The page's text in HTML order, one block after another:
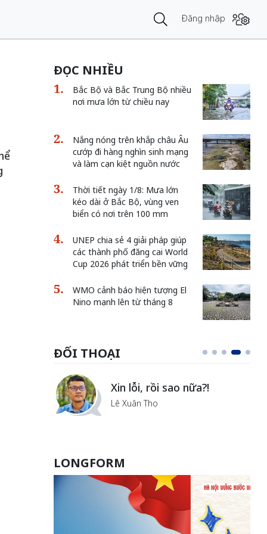
Đăng nhập
ĐỌC NHIỀU
Bắc Bộ và Bắc Trung Bộ nhiều
nơi mưa lớn từ chiều nay
Nắng nóng trên khắp châu Âu
cướp đi hàng nghìn sinh mạng
và làm cạn kiệt nguồn nước
Thời tiết ngày 1/8: Mưa lớn
kéo dài ở Bắc Bộ, vùng ven
biển có nơi trên 100 mm
UNEP chia sẻ 4 giải pháp giúp
các thành phố đăng cai World
Cup 2026 phát triển bền vững
WMO cảnh báo hiện tượng El
Nino mạnh lên từ tháng 8
ĐỐI THOẠI
Xin lỗi, rồi sao nữa?!
Lê Xuân Thọ
LONGFORM